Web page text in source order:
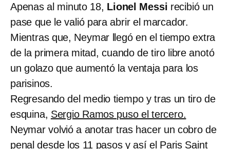
Apenas al minuto 18, Lionel Messi recibió un
pase que le valió para abrir el marcador.
Mientras que, Neymar llegó en el tiempo extra
de la primera mitad, cuando de tiro libre anotó
un golazo que aumentó la ventaja para los
parisinos.
Regresando del medio tiempo y tras un tiro de
esquina, Sergio Ramos puso el tercero.
Neymar volvió a anotar tras hacer un cobro de
penal desde los 11 pasos y así el Paris Saint